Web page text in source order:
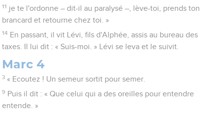
11 je te l'ordonne – dit-il au paralysé –, lève-toi, prends ton
brancard et retourne chez toi. »
14 En passant, il vit Lévi, fils d'Alphée, assis au bureau des
taxes. Il lui dit : « Suis-moi. » Lévi se leva et le suivit.
Marc 4
3 « Ecoutez ! Un semeur sortit pour semer.
9 Puis il dit : « Que celui qui a des oreilles pour entendre
entende. »